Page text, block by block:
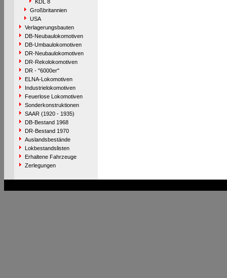
KDL 8
Großbritannien
USA
Verlagerungsbauten
DB-Neubaulokomotiven
DB-Umbaulokomotiven
DR-Neubaulokomotiven
DR-Rekolokomotiven
DR - "6000er"
ELNA-Lokomotiven
Industrielokomotiven
Feuerlose Lokomotiven
Sonderkonstruktionen
SAAR (1920 - 1935)
DB-Bestand 1968
DR-Bestand 1970
Auslandsbestände
Lokbestandslisten
Erhaltene Fahrzeuge
Zerlegungen